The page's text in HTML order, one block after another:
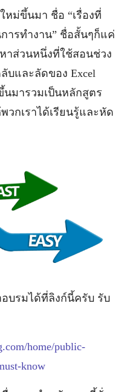
หม่ขึ้นมา ชื่อ “เรื่องที่
ารทำงาน” ชื่อสั้นๆก็แค่
หาส่วนหนึ่งที่ใช้สอนช่วง
บและลัดของ Excel
นมารวมเป็นหลักสูตร
วกเราได้เรียนรู้และหัด
บรมได้ที่ลิงก์นี้ครับ รับ
home/public-
know